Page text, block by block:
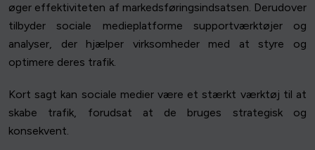
øger effektiviteten af markedsføringsindsatsen. Derudover
tilbyder sociale medieplatforme supportværktøjer og
analyser, der hjælper virksomheder med at styre og
optimere deres trafik.
Kort sagt kan sociale medier være et stærkt værktøj til at
skabe trafik, forudsat at de bruges strategisk og
konsekvent.